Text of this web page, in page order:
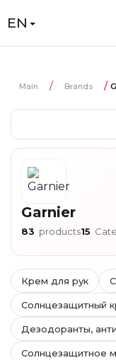
EN
Main Brands
Garnier
83 products15
Крем для рук
Солнцезащитный
Дезодоранты,
Солнцезащитное